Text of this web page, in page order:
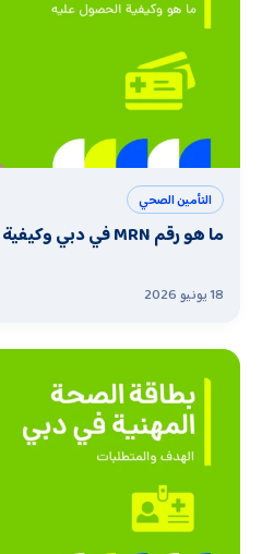
التأمين الصحي
ما هو رقم MRN في دبي وكيفية الحصول عليه بسهولة؟
18 يونيو 2026